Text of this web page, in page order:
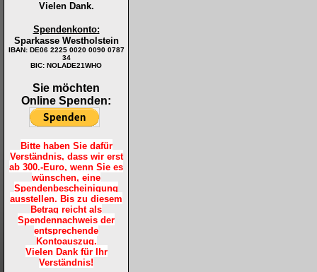
Vielen Dank.
Spendenkonto:
Sparkasse Westholstein
IBAN: DE06 2225 0020 0090 0787
34
BIC: NOLADE21WHO
Sie möchten
Online Spenden:
Bitte haben Sie dafür
Verständnis, dass wir erst
ab 300.-Euro, wenn Sie es
wünschen, eine
Spendenbescheinigung
ausstellen. Bis zu diesem
Betrag reicht als
Spendennachweis der
entsprechende
Kontoauszug.
Vielen Dank für Ihr
Verständnis!